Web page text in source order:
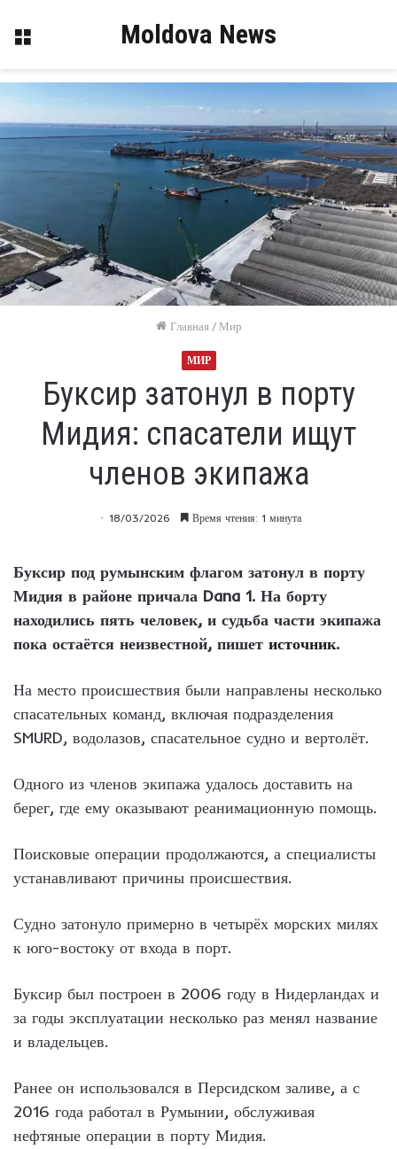
Меню Moldova News
Главная / Мир
МИР
Буксир затонул в порту
Мидия: спасатели ищут
членов экипажа
18/03/2026 Время чтения: 1 минута
Буксир под румынским флагом затонул в порту
Мидия в районе причала Dana 1. На борту
находились пять человек, и судьба части экипажа
пока остаётся неизвестной, пишет источник.
На место происшествия были направлены несколько
спасательных команд, включая подразделения
SMURD, водолазов, спасательное судно и вертолёт.
Одного из членов экипажа удалось доставить на
берег, где ему оказывают реанимационную помощь.
Поисковые операции продолжаются, а специалисты
устанавливают причины происшествия.
Судно затонуло примерно в четырёх морских милях
к юго-востоку от входа в порт.
Буксир был построен в 2006 году в Нидерландах и
за годы эксплуатации несколько раз менял название
и владельцев.
Ранее он использовался в Персидском заливе, а с
2016 года работал в Румынии, обслуживая
нефтяные операции в порту Мидия.